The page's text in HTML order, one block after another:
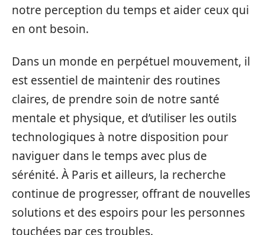
notre perception du temps et aider ceux qui
en ont besoin.
Dans un monde en perpétuel mouvement, il
est essentiel de maintenir des routines
claires, de prendre soin de notre santé
mentale et physique, et d’utiliser les outils
technologiques à notre disposition pour
naviguer dans le temps avec plus de
sérénité. À Paris et ailleurs, la recherche
continue de progresser, offrant de nouvelles
solutions et des espoirs pour les personnes
touchées par ces troubles.